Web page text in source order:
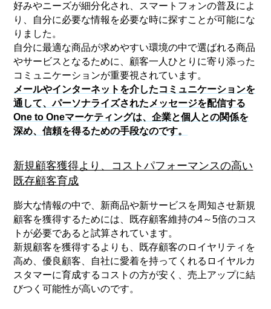
好みやニーズが細分化され、スマートフォンの普及によ
り、自分に必要な情報を必要な時に探すことが可能にな
りました。
自分に最適な商品が求めやすい環境の中で選ばれる商品
やサービスとなるために、顧客一人ひとりに寄り添った
コミュニケーションが重要視されています。
メールやインターネットを介したコミュニケーションを
通して、パーソナライズされたメッセージを配信する
One to Oneマーケティングは、企業と個人との関係を
深め、信頼を得るための手段なのです。
新規顧客獲得より、コストパフォーマンスの高い
既存顧客育成
膨大な情報の中で、新商品や新サービスを周知させ新規
顧客を獲得するためには、既存顧客維持の4～5倍のコス
トが必要であると試算されています。
新規顧客を獲得するよりも、既存顧客のロイヤリティを
高め、優良顧客、自社に愛着を持ってくれるロイヤルカ
スタマーに育成するコストの方が安く、売上アップに結
びつく可能性が高いのです。